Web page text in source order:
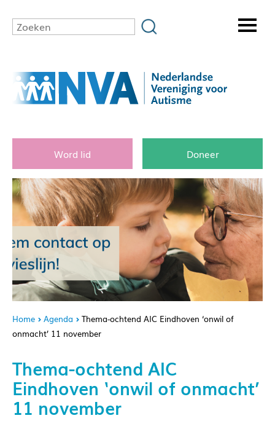
Word lid Doneer
Home Agenda
Thema-ochtend AIC Eindhoven ‘onwil of
onmacht’ 11 november
Thema-ochtend AIC
Eindhoven ‘onwil of onmacht’
11 november